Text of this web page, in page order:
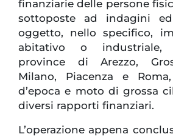
finanziarie delle persone
sottoposte ad indagini
oggetto, nello specifico,
abitativo o industriale,
province di Arezzo,
Milano, Piacenza e
d’epoca e moto di grossa
diversi rapporti finanziari.
L’operazione appena